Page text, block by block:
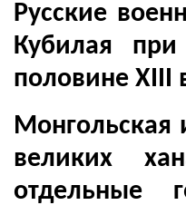
Русские
Кубилая
половине XIII
Монгольская
великих
отдельные